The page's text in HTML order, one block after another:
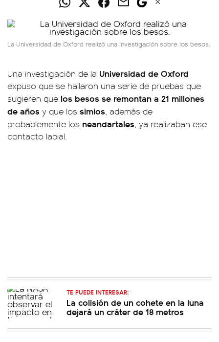
La Universidad de Oxford realizó una investigación sobre los besos.
Una investigación de la Universidad de Oxford
expuso que se hallaron una serie de pruebas que
sugieren que los besos se remontan a 21 millones
de años y que los simios, además de
probablemente los neandartales, ya realizaban ese
contacto labial.
TE PUEDE INTERESAR:
La colisión de un cohete en la luna
dejará un cráter de 18 metros